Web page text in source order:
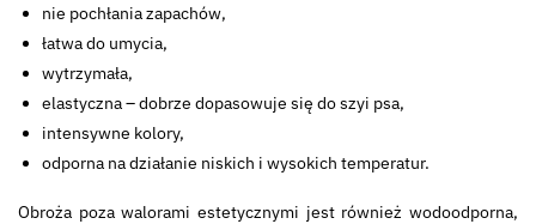
nie pochłania zapachów,
łatwa do umycia,
wytrzymała,
elastyczna – dobrze dopasowuje się do szyi psa,
intensywne kolory,
odporna na działanie niskich i wysokich temperatur.
Obroża poza walorami estetycznymi jest również wodoodporna,